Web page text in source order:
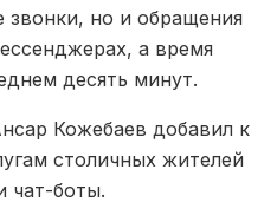
звонки, но и обращения
а время
десять минут.
Кожебаев добавил к
столичных жителей
чат-боты.